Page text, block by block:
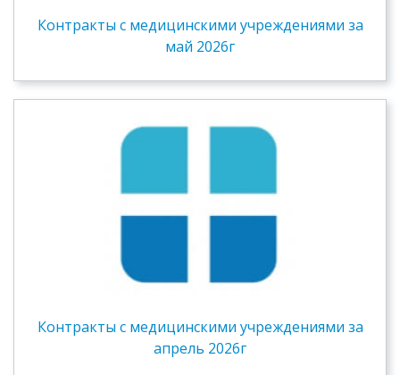
Контракты c медицинскими учреждениями за
май 2026г
Контракты c медицинскими учреждениями за
апрель 2026г